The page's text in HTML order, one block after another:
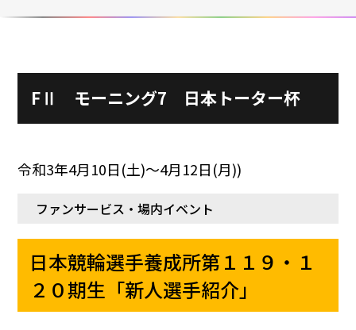
パンフレット
出走表
イベント＆ファンサービス
Kの3本勝負（本命予想）
崖っぷちのK（穴予想）
Kの地元推し！（地元予想）
KEIRINパーク
アクセス
防府けいりん駅前SC
車券の購入方法
DOKOTO
歴代優勝者を紹介
非開催日の払戻し場所について
協賛レース募集
横断幕掲出について
その他
防府競輪キャラクター
サイトポリシー
FⅡ モーニング7 日本トーター杯
令和3年4月10日(土)〜4月12日(月))
ファンサービス・場内イベント
日本競輪選手養成所第１１９・１
２０期生「新人選手紹介」